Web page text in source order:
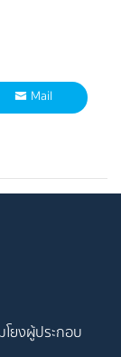
Mail
โยงผู้ประกอบ